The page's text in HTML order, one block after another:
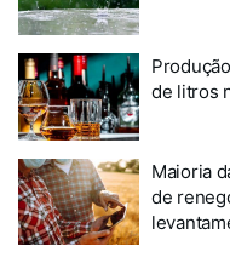
de litros
Maioria
de